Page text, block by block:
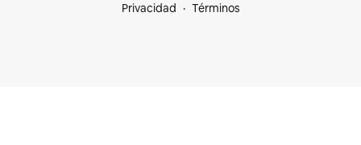
Privacidad
Términos